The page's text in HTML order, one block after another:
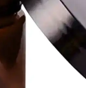
Чи рекомендуєте
так
ще не знаю